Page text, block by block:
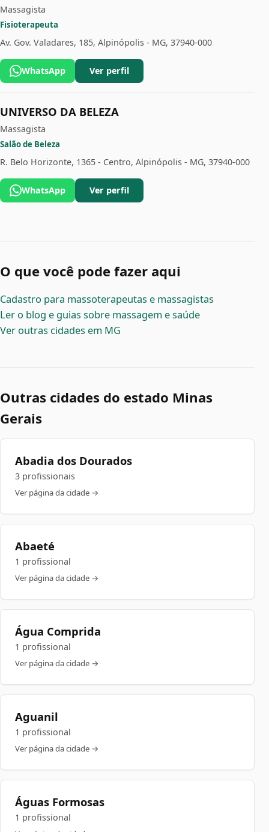
Massagista
Fisioterapeuta
Av. Gov. Valadares, 185, Alpinópolis - MG, 37940-000
WhatsApp Ver perfil
UNIVERSO DA BELEZA
Massagista
Salão de Beleza
R. Belo Horizonte, 1365 - Centro, Alpinópolis - MG, 37940-000
WhatsApp Ver perfil
O que você pode fazer aqui
Cadastro para massoterapeutas e massagistas
Ler o blog e guias sobre massagem e saúde
Ver outras cidades em MG
Outras cidades do estado Minas
Gerais
Abadia dos Dourados
3 profissionais
Ver página da cidade →
Abaeté
1 profissional
Ver página da cidade →
Água Comprida
1 profissional
Ver página da cidade →
Aguanil
1 profissional
Ver página da cidade →
Águas Formosas
1 profissional